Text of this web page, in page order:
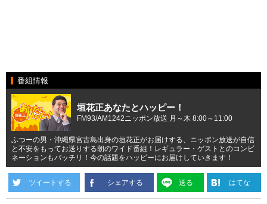
番組情報
垣花正あなたとハッピー！
FM93/AM1242ニッポン放送 月～木 8:00～11:00
ふつーの男・沖縄県宮古島出身の垣花正がお届けする、ニッポン放送が自信
と不安をもってお送りする朝のワイド番組！レギュラー・ゲストとのコンビ
ネーションもバッチリ！今の話題をハッピーにお届けしていきます！
ツイートする シェアする 送る はてな